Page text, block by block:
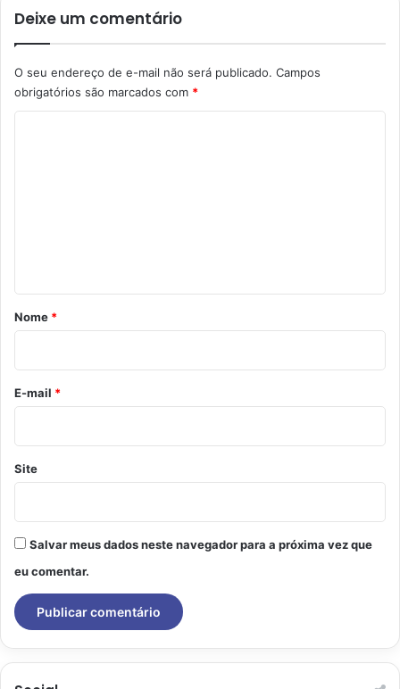
Deixe um comentário
O seu endereço de e-mail não será publicado. Campos
obrigatórios são marcados com *
r
o
*
Nome *
E-mail *
Site
Salvar meus dados neste navegador para a próxima vez que
eu comentar.